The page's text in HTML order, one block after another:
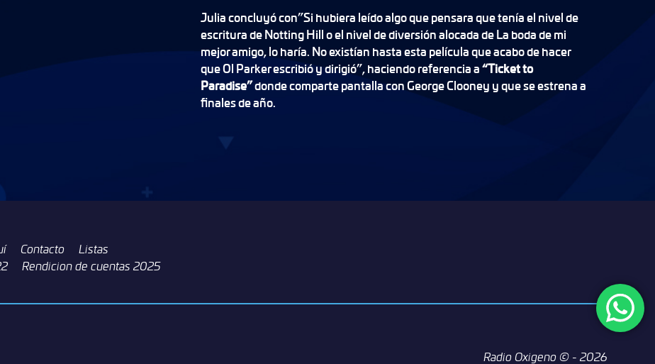
Julia concluyó con”Si hubiera leído algo que pensara que tenía el nivel de
escritura de Notting Hill o el nivel de diversión alocada de La boda de mi
mejor amigo, lo haría. No existían hasta esta película que acabo de hacer
que Ol Parker escribió y dirigió”, haciendo referencia a“Ticket to
Paradise”donde comparte pantalla con George Clooney y que se estrena a
finales de año.
Contacto
Listas
Rendicion de cuentas 2025
Radio Oxigeno © - 2026